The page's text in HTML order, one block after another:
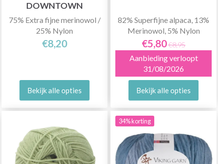
DOWNTOWN
75% Extra fijne merinowol /
25% Nylon
€8,20
Bekijk alle opties
82% Superfijne alpaca, 13%
Merinowol, 5% Nylon
€5,80€8,95
Aanbieding verloopt
31/08/2026
Bekijk alle opties
34% korting